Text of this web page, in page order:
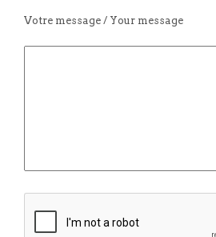
Votre message / Your message